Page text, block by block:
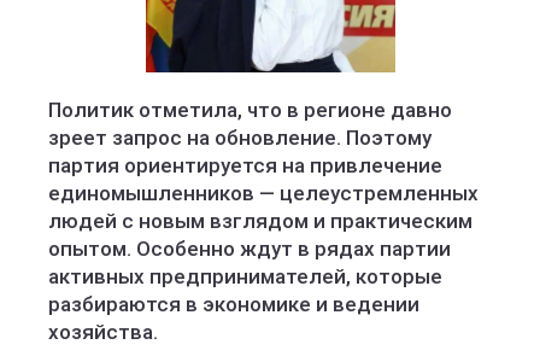
Политик отметила, что в регионе давно
зреет запрос на обновление. Поэтому
партия ориентируется на привлечение
единомышленников — целеустремленных
людей с новым взглядом и практическим
опытом. Особенно ждут в рядах партии
активных предпринимателей, которые
разбираются в экономике и ведении
хозяйства.